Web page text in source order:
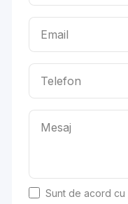
Sunt de acord cu